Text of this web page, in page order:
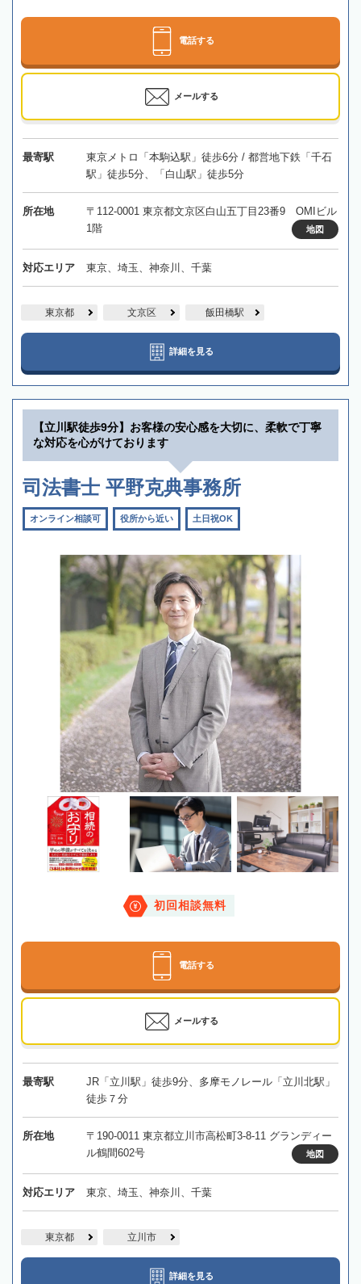
電話する
メールする
最寄駅
東京メトロ「本駒込駅」徒歩6分 / 都営地下鉄「千石
駅」徒歩5分、「白山駅」徒歩5分
所在地
〒112-0001 東京都文京区白山五丁目23番9 OMIビル
1階
地図
対応エリア 東京、埼玉、神奈川、千葉
東京都 文京区 飯田橋駅
詳細を見る
【立川駅徒歩9分】お客様の安心感を大切に、柔軟で丁寧
な対応を心がけております
司法書士 平野克典事務所
オンライン相談可 役所から近い 土日祝OK
初回相談無料
電話する
メールする
最寄駅
JR「立川駅」徒歩9分、多摩モノレール「立川北駅」
徒歩７分
所在地
〒190-0011 東京都立川市高松町3-8-11 グランディー
ル鶴間602号
地図
対応エリア 東京、埼玉、神奈川、千葉
東京都 立川市
詳細を見る